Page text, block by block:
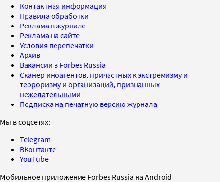
Контактная информация
Правила обработки
Реклама в журнале
Реклама на сайте
Условия перепечатки
Архив
Вакансии в Forbes Russia
Сканер иноагентов, причастных к экстремизму и
терроризму и организаций, признанных
нежелательными
Подписка на печатную версию журнала
Мы в соцсетях:
Telegram
ВКонтакте
YouTube
Мобильное приложение Forbes Russia на Android